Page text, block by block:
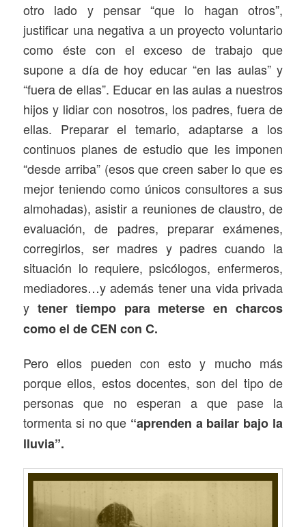
otro lado y pensar “que lo hagan otros”,
justificar una negativa a un proyecto voluntario
como éste con el exceso de trabajo que
supone a día de hoy educar “en las aulas” y
“fuera de ellas”. Educar en las aulas a nuestros
hijos y lidiar con nosotros, los padres, fuera de
ellas. Preparar el temario, adaptarse a los
continuos planes de estudio que les imponen
“desde arriba” (esos que creen saber lo que es
mejor teniendo como únicos consultores a sus
almohadas), asistir a reuniones de claustro, de
evaluación, de padres, preparar exámenes,
corregirlos, ser madres y padres cuando la
situación lo requiere, psicólogos, enfermeros,
mediadores…y además tener una vida privada
y tener tiempo para meterse en charcos
como el de CEN con C.
Pero ellos pueden con esto y mucho más
porque ellos, estos docentes, son del tipo de
personas que no esperan a que pase la
tormenta si no que “aprenden a bailar bajo la
lluvia”.